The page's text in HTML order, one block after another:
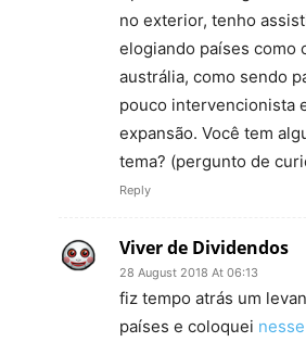
no exterior, tenho
elogiando países como
austrália, como sendo
pouco intervencionista
expansão. Você tem
tema? (pergunto de
Reply
Viver de Dividendos
28 August 2018 At 06:13
fiz tempo atrás um
países e coloquei